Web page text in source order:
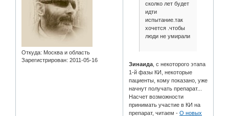
Откуда: Москва и область
Зарегистрирован: 2011-05-16
сколко лет будет
идти
испытание.так
хочется .чтобы
люди не умирали
Зинаида , с некоторого этапа
1-й фазы КИ, некоторые
пациенты, кому показано, уже
начнут получать препарат...
Насчет возможности
принимать участие в КИ на
препарат, читаем -О новых